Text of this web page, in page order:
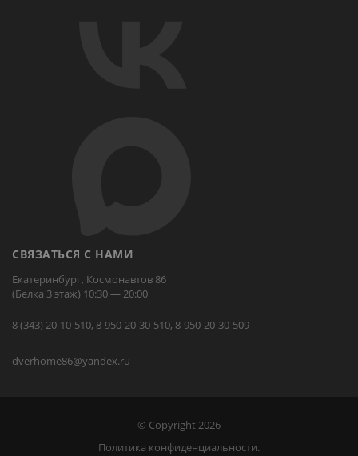
СВЯЗАТЬСЯ С НАМИ
Екатеринбург, Космонавтов 86
(Белка 3 этаж) 10:30 — 20:00
8 (343) 20-10-510, 8-950-20-30-510, 8-950-20-30-509
dverhome86@yandex.ru
© Copyright 2026
Политика конфиденциальности.